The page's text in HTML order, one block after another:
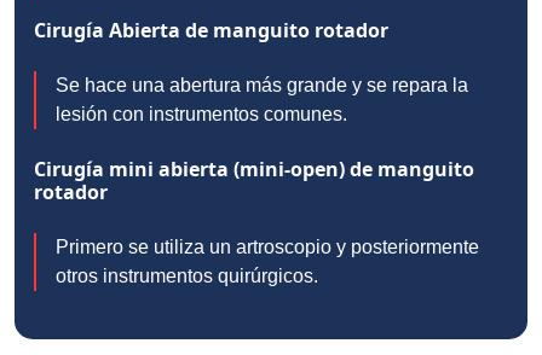
Cirugía Abierta de manguito rotador
Se hace una abertura más grande y se repara la
lesión con instrumentos comunes.
Cirugía mini abierta (mini-open) de manguito
rotador
Primero se utiliza un artroscopio y posteriormente
otros instrumentos quirúrgicos.